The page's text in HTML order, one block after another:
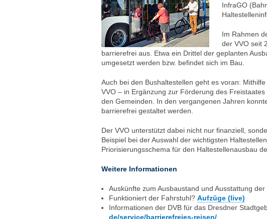
InfraGO
Im Rahmen
der VVO seit
barrierefrei aus. Etwa ein Drittel der geplanten
umgesetzt werden bzw. befindet sich im Bau.
Auch bei den Bushaltestellen geht es voran:
VVO – in Ergänzung zur Förderung des
den Gemeinden. In den vergangenen Jahren
barrierefrei gestaltet werden.
Der VVO unterstützt dabei nicht nur finanziell,
Beispiel bei der Auswahl der wichtigsten
Priorisierungsschema für den Haltestellen­ausbau
Weitere Informationen
Auskünfte zum Ausbaustand und Ausstattung der
Funktioniert der Fahrstuhl? Aufzüge (live)
Informationen der DVB für das Dresdner
de/service/barrierefreies-reisen/